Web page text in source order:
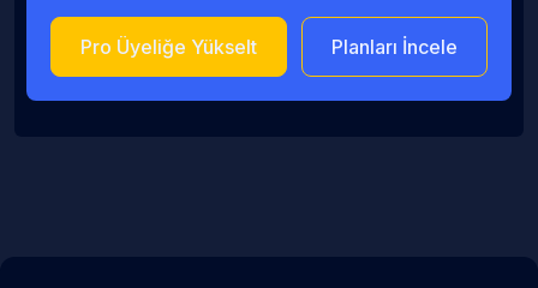
Pro Üyeliğe Yükselt Planları İncele